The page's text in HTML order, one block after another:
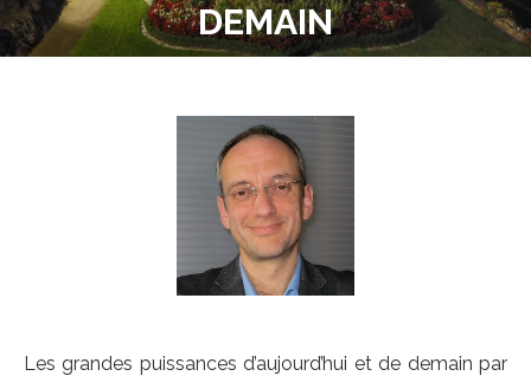
DEMAIN
Les grandes puissances d’aujourd’hui et de demain par